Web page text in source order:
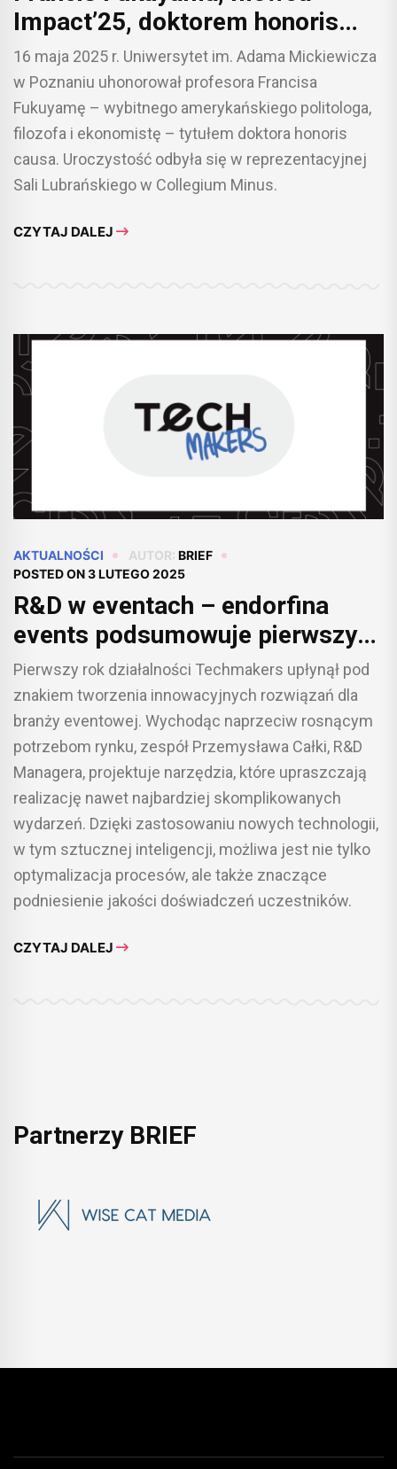
Impact’25, doktorem honoris
causa UAM
16 maja 2025 r. Uniwersytet im. Adama Mickiewicza
w Poznaniu uhonorował profesora Francisa
Fukuyamę – wybitnego amerykańskiego politologa,
filozofa i ekonomistę – tytułem doktora honoris
causa. Uroczystość odbyła się w reprezentacyjnej
Sali Lubrańskiego w Collegium Minus.
CZYTAJ DALEJ
AKTUALNOŚCI AUTOR: BRIEF
POSTED ON3 LUTEGO 2025
R&D w eventach – endorfina
events podsumowuje pierwszy
rok rozwoju działu Techmakers
Pierwszy rok działalności Techmakers upłynął pod
znakiem tworzenia innowacyjnych rozwiązań dla
branży eventowej. Wychodąc naprzeciw rosnącym
potrzebom rynku, zespół Przemysława Całki, R&D
Managera, projektuje narzędzia, które upraszczają
realizację nawet najbardziej skomplikowanych
wydarzeń. Dzięki zastosowaniu nowych technologii,
w tym sztucznej inteligencji, możliwa jest nie tylko
optymalizacja procesów, ale także znaczące
podniesienie jakości doświadczeń uczestników.
CZYTAJ DALEJ
Partnerzy BRIEF